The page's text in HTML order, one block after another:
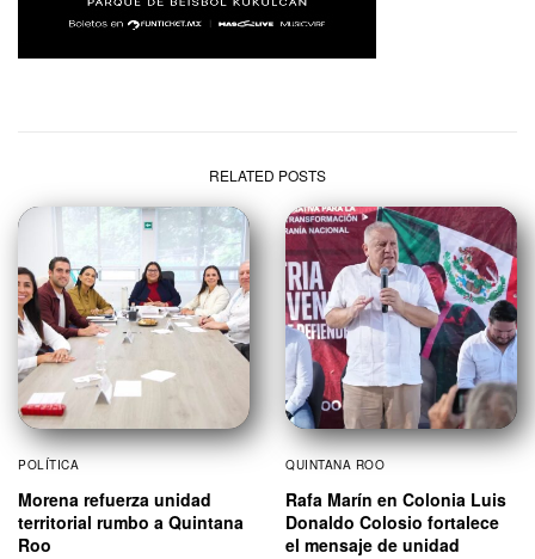
RELATED POSTS
POLÍTICA
Morena refuerza unidad
territorial rumbo a Quintana
Roo
QUINTANA ROO
Rafa Marín en Colonia Luis
Donaldo Colosio fortalece
el mensaje de unidad